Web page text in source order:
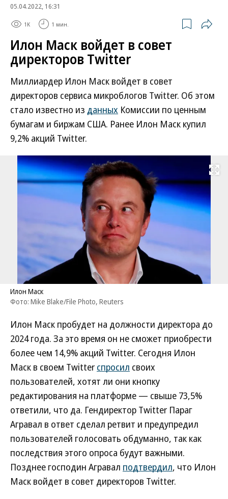
05.04.2022, 16:31
1K 1 мин.
Илон Маск войдет в совет
директоров Twitter
Миллиардер Илон Маск войдет в совет
директоров сервиса микроблогов Twitter. Об этом
стало известно из данных Комиссии по ценным
бумагам и биржам США. Ранее Илон Маск купил
9,2% акций Twitter.
Развернуть
Илон Маск
Фото: Mike Blake/File Photo, Reuters
Илон Маск пробудет на должности директора до
2024 года. За это время он не сможет приобрести
более чем 14,9% акций Twitter. Сегодня Илон
Маск в своем Twitter спросил своих
пользователей, хотят ли они кнопку
редактирования на платформе — свыше 73,5%
ответили, что да. Гендиректор Twitter Параг
Агравал в ответ сделал ретвит и предупредил
пользователей голосовать обдуманно, так как
последствия этого опроса будут важными.
Позднее господин Агравал подтвердил, что Илон
Маск войдет в совет директоров Twitter.